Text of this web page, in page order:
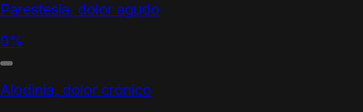
Parestesia, dolor agudo
0%
Alodinia, dolor crónico